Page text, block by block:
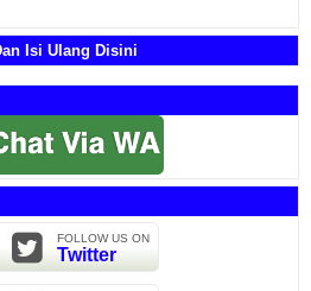
Isi Ulang Disini
FOLLOW US ON
Twitter